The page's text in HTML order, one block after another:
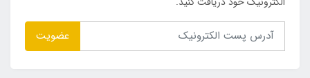
عضویت